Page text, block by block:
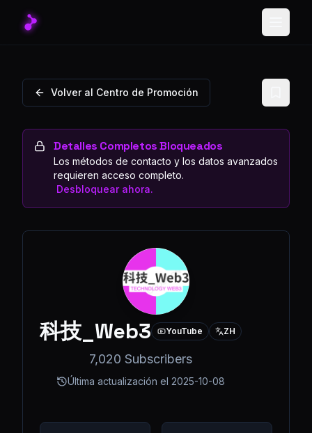
Volver al Centro de Promoción
Detalles Completos Bloqueados
Los métodos de contacto y los datos avanzados
requieren acceso completo.
Desbloquear ahora.
科技_Web3 YouTube ZH
7,020 Subscribers
Última actualización el 2025-10-08